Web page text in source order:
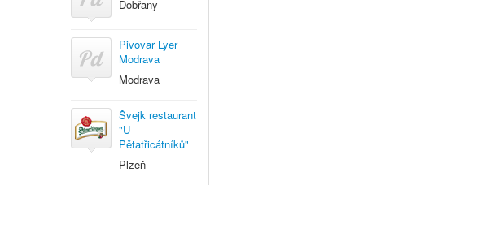
Dobřany
Pivovar Lyer
Modrava
Modrava
Švejk restaurant
"U
Pětatřicátníků"
Plzeň